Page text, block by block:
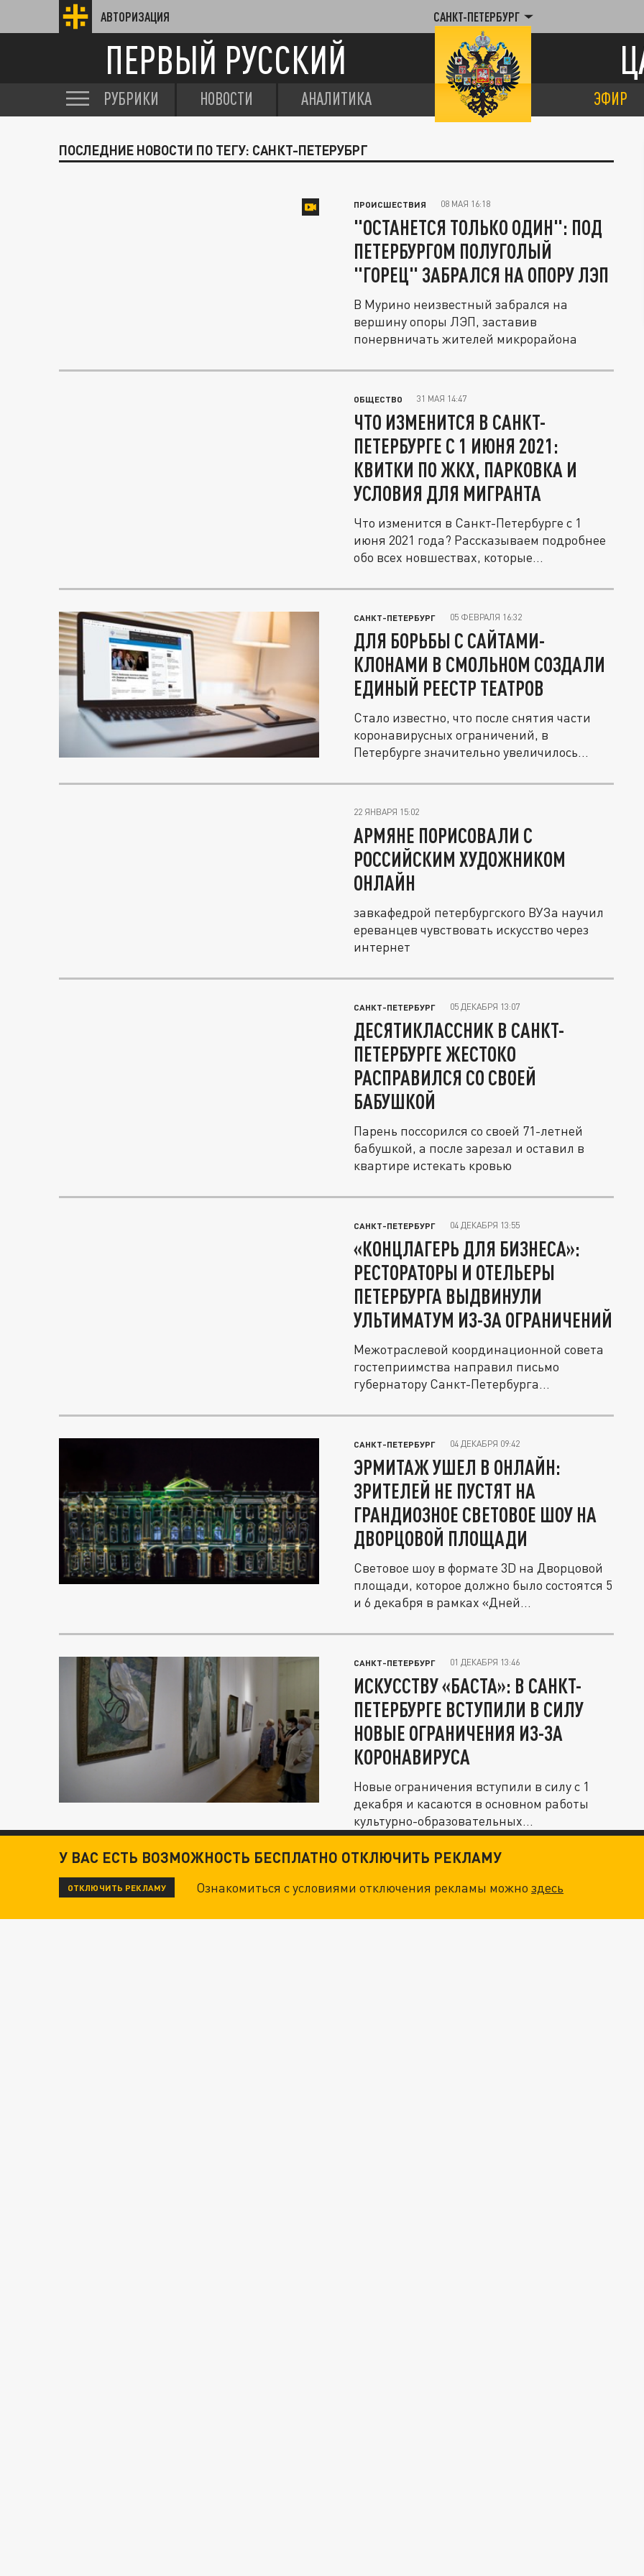
АВТОРИЗАЦИЯ САНКТ-ПЕТЕРБУРГ
ПЕРВЫЙ РУССКИЙ
РУБРИКИ НОВОСТИ АНАЛИТИКА ЭФИР
ПОСЛЕДНИЕ НОВОСТИ ПО ТЕГУ: САНКТ-ПЕТЕРУБРГ
ПРОИСШЕСТВИЯ 08 МАЯ 16:18
"ОСТАНЕТСЯ ТОЛЬКО ОДИН": ПОД
ПЕТЕРБУРГОМ ПОЛУГОЛЫЙ
"ГОРЕЦ" ЗАБРАЛСЯ НА ОПОРУ ЛЭП
В Мурино неизвестный забрался на
вершину опоры ЛЭП, заставив
понервничать жителей микрорайона
ОБЩЕСТВО 31 МАЯ 14:47
ЧТО ИЗМЕНИТСЯ В САНКТ-
ПЕТЕРБУРГЕ С 1 ИЮНЯ 2021:
КВИТКИ ПО ЖКХ, ПАРКОВКА И
УСЛОВИЯ ДЛЯ МИГРАНТА
Что изменится в Санкт-Петербурге с 1
июня 2021 года? Рассказываем подробнее
обо всех новшествах, которые...
САНКТ-ПЕТЕРБУРГ 05 ФЕВРАЛЯ 16:32
ДЛЯ БОРЬБЫ С САЙТАМИ-
КЛОНАМИ В СМОЛЬНОМ СОЗДАЛИ
ЕДИНЫЙ РЕЕСТР ТЕАТРОВ
Стало известно, что после снятия части
коронавирусных ограничений, в
Петербурге значительно увеличилось...
22 ЯНВАРЯ 15:02
АРМЯНЕ ПОРИСОВАЛИ С
РОССИЙСКИМ ХУДОЖНИКОМ
ОНЛАЙН
завкафедрой петербургского ВУЗа научил
ереванцев чувствовать искусство через
интернет
САНКТ-ПЕТЕРБУРГ 05 ДЕКАБРЯ 13:07
ДЕСЯТИКЛАССНИК В САНКТ-
ПЕТЕРБУРГЕ ЖЕСТОКО
РАСПРАВИЛСЯ СО СВОЕЙ
БАБУШКОЙ
Парень поссорился со своей 71-летней
бабушкой, а после зарезал и оставил в
квартире истекать кровью
САНКТ-ПЕТЕРБУРГ 04 ДЕКАБРЯ 13:55
«КОНЦЛАГЕРЬ ДЛЯ БИЗНЕСА»:
РЕСТОРАТОРЫ И ОТЕЛЬЕРЫ
ПЕТЕРБУРГА ВЫДВИНУЛИ
УЛЬТИМАТУМ ИЗ-ЗА ОГРАНИЧЕНИЙ
Межотраслевой координационной совета
гостеприимства направил письмо
губернатору Санкт-Петербурга
САНКТ-ПЕТЕРБУРГ 04 ДЕКАБРЯ 09:42
ЭРМИТАЖ УШЕЛ В ОНЛАЙН:
ЗРИТЕЛЕЙ НЕ ПУСТЯТ НА
ГРАНДИОЗНОЕ СВЕТОВОЕ ШОУ НА
ДВОРЦОВОЙ ПЛОЩАДИ
Световое шоу в формате 3D на Дворцовой
площади, которое должно было состоятся 5
и 6 декабря в рамках «Дней...
САНКТ-ПЕТЕРБУРГ 01 ДЕКАБРЯ 13:46
ИСКУССТВУ «БАСТА»: В САНКТ-
ПЕТЕРБУРГЕ ВСТУПИЛИ В СИЛУ
НОВЫЕ ОГРАНИЧЕНИЯ ИЗ-ЗА
КОРОНАВИРУСА
Новые ограничения вступили в силу с 1
декабря и касаются в основном работы
культурно-образовательных...
У ВАС ЕСТЬ ВОЗМОЖНОСТЬ БЕСПЛАТНО ОТКЛЮЧИТЬ РЕКЛАМУ
ОТКЛЮЧИТЬ РЕКЛАМУ Ознакомиться с условиями отключения рекламы можноздесь